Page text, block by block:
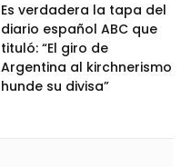
Es verdadera la tapa del
diario español ABC que
tituló: “El giro de
Argentina al kirchnerismo
hunde su divisa”